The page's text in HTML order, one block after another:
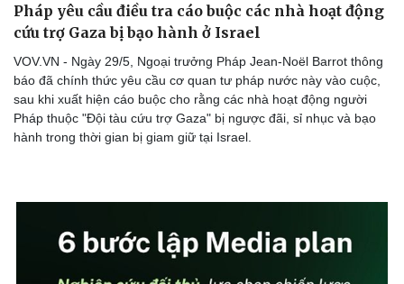
Pháp yêu cầu điều tra cáo buộc các nhà hoạt động
cứu trợ Gaza bị bạo hành ở Israel
VOV.VN - Ngày 29/5, Ngoại trưởng Pháp Jean-Noël Barrot thông
báo đã chính thức yêu cầu cơ quan tư pháp nước này vào cuộc,
sau khi xuất hiện cáo buộc cho rằng các nhà hoạt động người
Pháp thuộc "Đội tàu cứu trợ Gaza" bị ngược đãi, sỉ nhục và bạo
hành trong thời gian bị giam giữ tại Israel.